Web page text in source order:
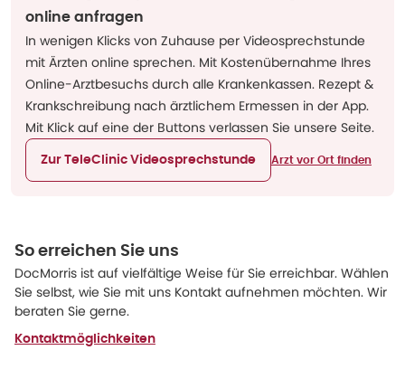
online anfragen
In wenigen Klicks von Zuhause per Videosprechstunde
mit Ärzten online sprechen. Mit Kostenübernahme Ihres
Online-Arztbesuchs durch alle Krankenkassen. Rezept &
Krankschreibung nach ärztlichem Ermessen in der App.
Mit Klick auf eine der Buttons verlassen Sie unsere Seite.
Zur TeleClinic Videosprechstunde Arzt vor Ort finden
So erreichen Sie uns
DocMorris ist auf vielfältige Weise für Sie erreichbar. Wählen
Sie selbst, wie Sie mit uns Kontakt aufnehmen möchten. Wir
beraten Sie gerne.
Kontaktmöglichkeiten